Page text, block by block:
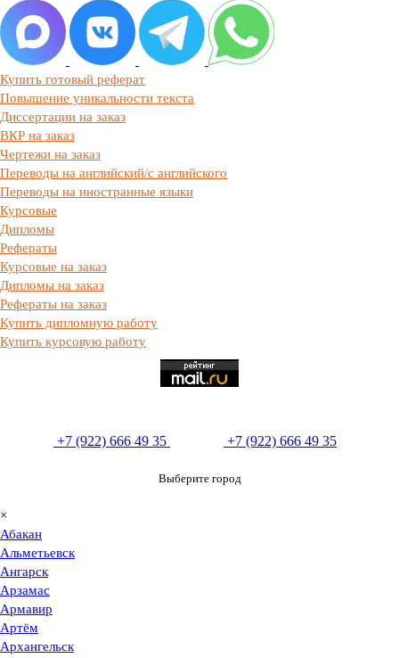
Купить готовый реферат
Повышение уникальности текста
Диссертации на заказ
ВКР на заказ
Чертежи на заказ
Переводы на английский/с английского
Переводы на иностранные языки
Курсовые
Дипломы
Рефераты
Курсовые на заказ
Дипломы на заказ
Рефераты на заказ
Купить дипломную работу
Купить курсовую работу
+7 (922) 666 49 35 +7 (922) 666 49 35
Выберите город
×
Абакан
Альметьевск
Ангарск
Арзамас
Армавир
Артём
Архангельск